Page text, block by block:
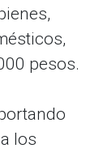
pesos.
los